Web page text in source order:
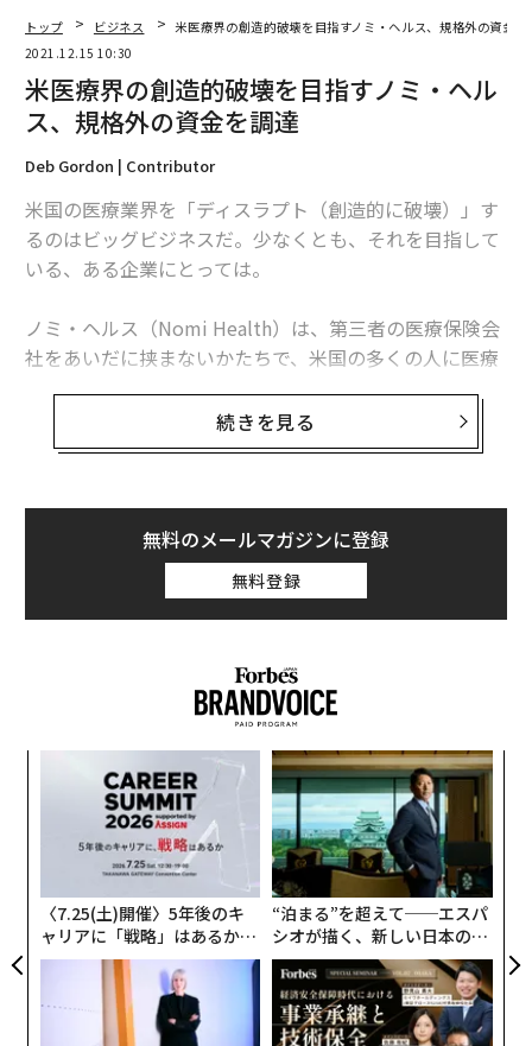
編集＝上田裕資
2026年9月号発売中
最新号の購入はこちらから
メンバーシップに登録する
米医療界の創造的破壊を目指すノミ・ヘルス、規格外の資金を調達
フェイスブック運営元、米銀行「メタバンク」の名称権を買収
「環境に優しいデリバリー」目指すオランダ企業Pieter Potの挑戦
米ジャック・イン・ザ・ボックス、デルタコを650億円で買収へ
欧州で急拡大の「ゴーストレストラン」チェーンTasterの野望
ユニコーン企業
トップ ビジネス
米医療界の創造的破壊を目指すノミ・ヘルス、規格外の資金を
2021.12.15 10:30
米医療界の創造的破壊を目指すノミ・ヘル
ス、規格外の資金を調達
Deb Gordon | Contributor
米国の医療業界を「ディスラプト（創造的に破壊）」す
るのはビッグビジネスだ。少なくとも、それを目指して
いる、ある企業にとっては。
ノミ・ヘルス（Nomi Health）は、第三者の医療保険会
社をあいだに挟まないかたちで、米国の多くの人に医療
サービスを提供しているスタートアップだ。同社は2021
年12月8日、シリーズAラウンドで1億1000万ドルの資金
を調達したと発表した。
ノミ・ヘルスを創業したマーク・ニューマン（Mark Ne
wman）最高経営責任者（CEO）は、「今回のシリーズA
ラウンドは、3兆ドル規模の医療市場でノミ・ヘルスが
果敢に挑もうとしている挑戦がいかに大きいかを物語っ
ている」と語る。「ノミ・ヘルスの持つインパクトが浮
に陥っており、それを構築した側が修復できずにいるこ
続きを見る
無料のメールマガジンに登録
無料登録
〈7.25(土)開催〉5年後のキ
ャリアに「戦略」はあるか。
トップエグゼクティブのキャ
リアに触れる1日│CAREER S
UMMIT 2026
“泊まる”を超えて──エスパ
シオが描く、新しい日本のラ
グジュアリー（前編）